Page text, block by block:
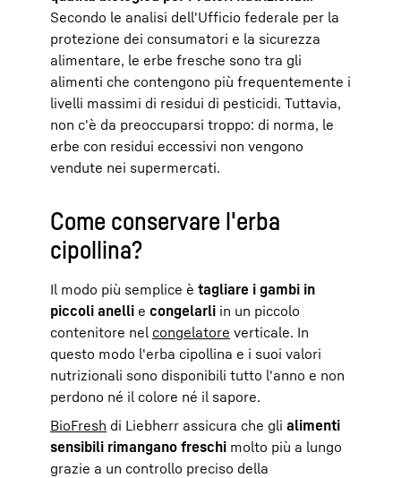
Secondo le analisi dell'Ufficio federale per la
protezione dei consumatori e la sicurezza
alimentare, le erbe fresche sono tra gli
alimenti che contengono più frequentemente i
livelli massimi di residui di pesticidi. Tuttavia,
non c'è da preoccuparsi troppo: di norma, le
erbe con residui eccessivi non vengono
vendute nei supermercati.
Come conservare l'erba
cipollina?
Il modo più semplice è tagliare i gambi in
piccoli anelli e congelarli in un piccolo
contenitore nel congelatore verticale. In
questo modo l'erba cipollina e i suoi valori
nutrizionali sono disponibili tutto l'anno e non
perdono né il colore né il sapore.
BioFresh di Liebherr assicura che gli alimenti
sensibili rimangano freschi molto più a lungo
grazie a un controllo preciso della